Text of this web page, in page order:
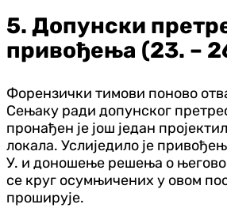
5. Допунски
привођења (23. –
Форензички тимови поново
Сењаку ради допунског
пронађен је још један
локала. Услиједило је
У. и доношење решења о
се круг осумњичених у овом
проширује.